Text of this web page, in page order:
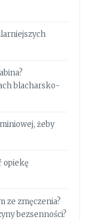
blacharsko-
żeby
opiekę
ze zmęczenia?
bezsenności?